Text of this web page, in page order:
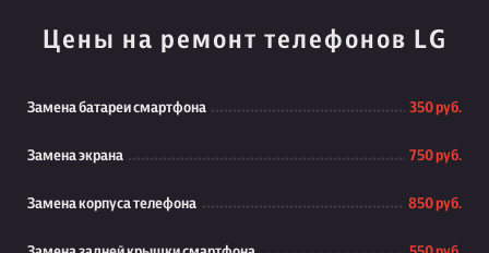
Цены на ремонт телефонов LG
Замена батареи смартфона 350 руб.
Замена экрана 750 руб.
Замена корпуса телефона 850 руб.